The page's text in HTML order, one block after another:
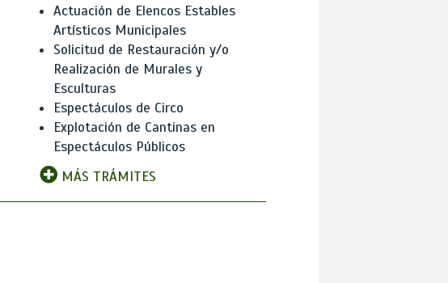
Actuación de Elencos Estables
Artísticos Municipales
Solicitud de Restauración y/o
Realización de Murales y
Esculturas
Espectáculos de Circo
Explotación de Cantinas en
Espectáculos Públicos
MÁS TRÁMITES